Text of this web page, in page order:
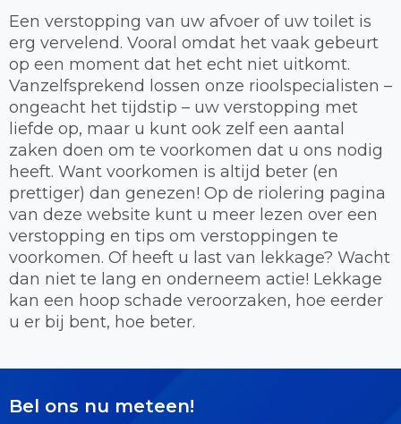
Een verstopping van uw afvoer of uw toilet is
erg vervelend. Vooral omdat het vaak gebeurt
op een moment dat het echt niet uitkomt.
Vanzelfsprekend lossen onze rioolspecialisten –
ongeacht het tijdstip – uw verstopping met
liefde op, maar u kunt ook zelf een aantal
zaken doen om te voorkomen dat u ons nodig
heeft. Want voorkomen is altijd beter (en
prettiger) dan genezen! Op de riolering pagina
van deze website kunt u meer lezen over een
verstopping en tips om verstoppingen te
voorkomen. Of heeft u last van lekkage? Wacht
dan niet te lang en onderneem actie! Lekkage
kan een hoop schade veroorzaken, hoe eerder
u er bij bent, hoe beter.
Bel ons nu meteen!